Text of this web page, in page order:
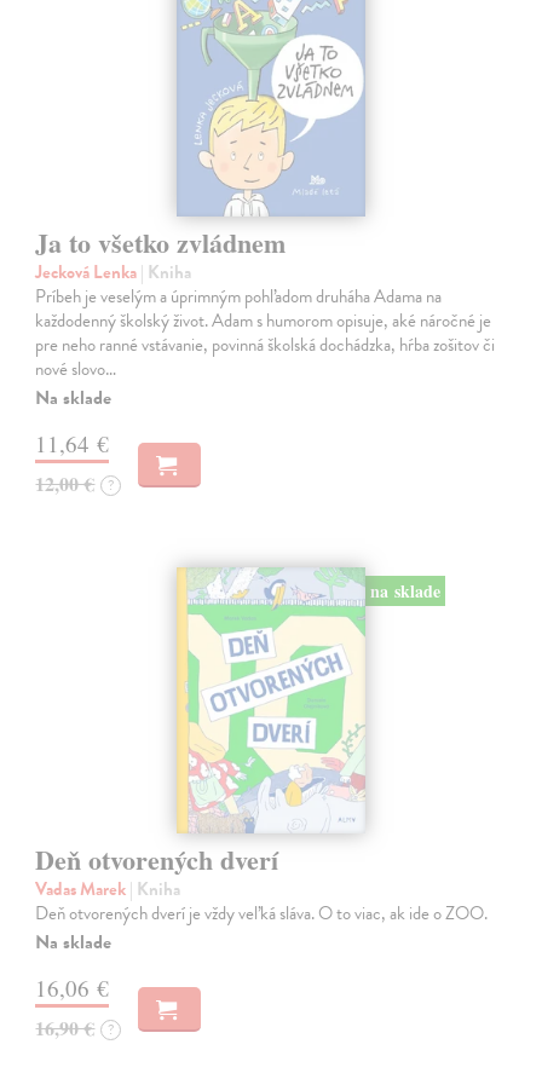
Ja to všetko zvládnem
Jecková Lenka| Kniha
Príbeh je veselým a úprimným pohľadom druháha Adama na
každodenný školský život. Adam s humorom opisuje, aké náročné je
pre neho ranné vstávanie, povinná školská dochádzka, hŕba zošitov či
nové slovo…
Na sklade
11,64 €
12,00 € ?
na sklade
Deň otvorených dverí
Vadas Marek| Kniha
Deň otvorených dverí je vždy veľká sláva. O to viac, ak ide o ZOO.
Na sklade
16,06 €
16,90 € ?